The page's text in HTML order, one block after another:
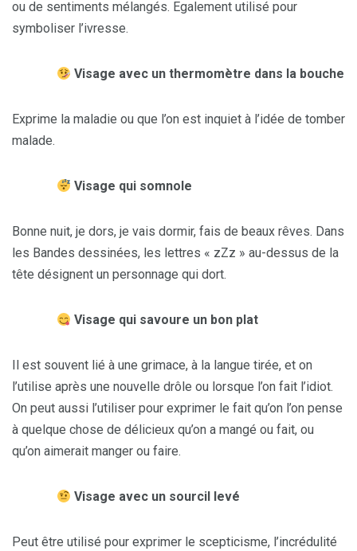
ou de sentiments mélangés. Egalement utilisé pour
symboliser l’ivresse.
Visage avec un thermomètre dans la bouche
Exprime la maladie ou que l’on est inquiet à l’idée de tomber
malade.
Visage qui somnole
Bonne nuit, je dors, je vais dormir, fais de beaux rêves. Dans
les Bandes dessinées, les lettres « zZz » au-dessus de la
tête désignent un personnage qui dort.
Visage qui savoure un bon plat
Il est souvent lié à une grimace, à la langue tirée, et on
l’utilise après une nouvelle drôle ou lorsque l’on fait l’idiot.
On peut aussi l’utiliser pour exprimer le fait qu’on l’on pense
à quelque chose de délicieux qu’on a mangé ou fait, ou
qu’on aimerait manger ou faire.
Visage avec un sourcil levé
Peut être utilisé pour exprimer le scepticisme, l’incrédulité